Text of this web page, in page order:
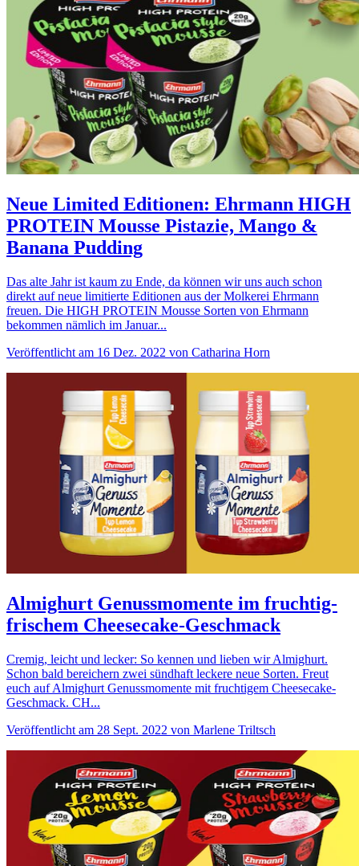
Neue Limited Editionen: Ehrmann HIGH
PROTEIN Mousse Pistazie, Mango &
Banana Pudding
Das alte Jahr ist kaum zu Ende, da können wir uns auch schon
direkt auf neue limitierte Editionen aus der Molkerei Ehrmann
freuen. Die HIGH PROTEIN Mousse Sorten von Ehrmann
bekommen nämlich im Januar...
Veröffentlicht am 16 Dez. 2022 von Catharina Horn
Almighurt Genussmomente im fruchtig-
frischem Cheesecake-Geschmack
Cremig, leicht und lecker: So kennen und lieben wir Almighurt.
Schon bald bereichern zwei sündhaft leckere neue Sorten. Freut
euch auf Almighurt Genussmomente mit fruchtigem Cheesecake-
Geschmack. CH...
Veröffentlicht am 28 Sept. 2022 von Marlene Triltsch